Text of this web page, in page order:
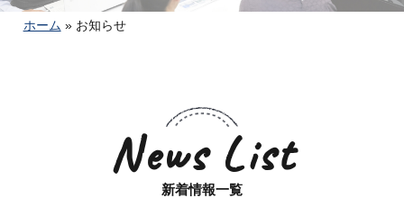
ホーム » お知らせ
News List
新着情報一覧